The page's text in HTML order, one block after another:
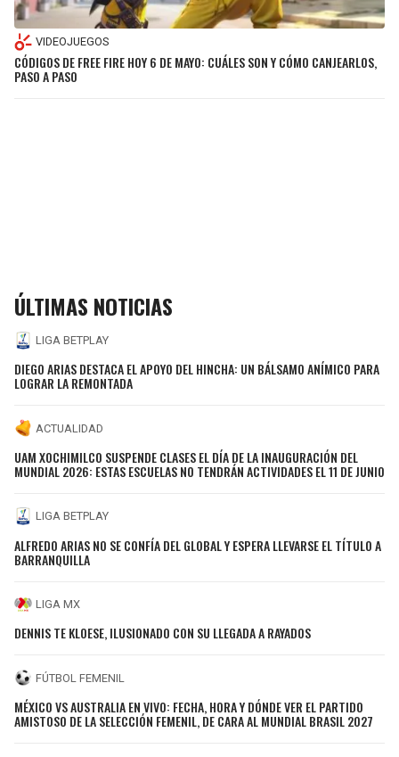
VIDEOJUEGOS
CÓDIGOS DE FREE FIRE HOY 6 DE MAYO: CUÁLES SON Y CÓMO CANJEARLOS,
PASO A PASO
ÚLTIMAS NOTICIAS
LIGA BETPLAY
DIEGO ARIAS DESTACA EL APOYO DEL HINCHA: UN BÁLSAMO ANÍMICO PARA
LOGRAR LA REMONTADA
ACTUALIDAD
UAM XOCHIMILCO SUSPENDE CLASES EL DÍA DE LA INAUGURACIÓN DEL
MUNDIAL 2026: ESTAS ESCUELAS NO TENDRÁN ACTIVIDADES EL 11 DE JUNIO
LIGA BETPLAY
ALFREDO ARIAS NO SE CONFÍA DEL GLOBAL Y ESPERA LLEVARSE EL TÍTULO A
BARRANQUILLA
LIGA MX
DENNIS TE KLOESE, ILUSIONADO CON SU LLEGADA A RAYADOS
FÚTBOL FEMENIL
MÉXICO VS AUSTRALIA EN VIVO: FECHA, HORA Y DÓNDE VER EL PARTIDO
AMISTOSO DE LA SELECCIÓN FEMENIL, DE CARA AL MUNDIAL BRASIL 2027